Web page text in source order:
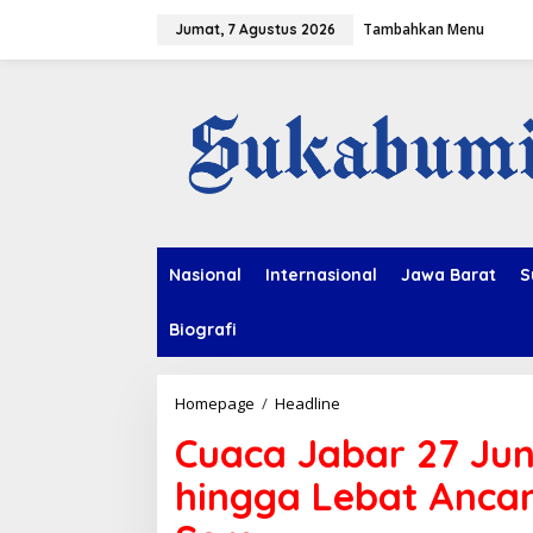
Jumat, 7 Agustus 2026 Tambahkan Menu
Nasional Internasional Jawa Barat
Biografi
Homepage / Headline
a
c
a
J
Cuaca Jabar 27
hingga Lebat